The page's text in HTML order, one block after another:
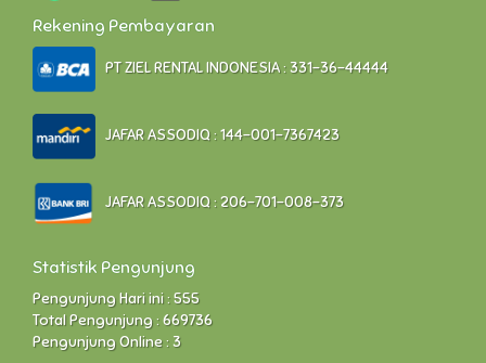
Rekening Pembayaran
PT ZIEL RENTAL INDONESIA : 331-36-44444
JAFAR ASSODIQ : 144-001-7367423
JAFAR ASSODIQ : 206-701-008-373
Statistik Pengunjung
Pengunjung Hari ini : 555
Total Pengunjung : 669736
Pengunjung Online : 3